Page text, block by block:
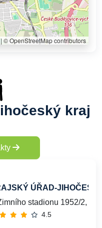
| © OpenStreetMap contributors
kraj
ÚŘAD-
stadionu 1952/2,
4.5